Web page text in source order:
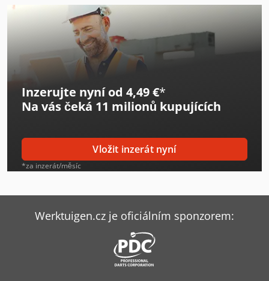
Jlg 2646Es
Jlg 3246Es
Jlg 450Aj
Jlg 600Aj
Jlg E450Aj
Inzerujte nyní od 4,49 €*
Na vás čeká 11 milionů kupujících
Vložit inzerát nyní
*za inzerát/měsíc
Werktuigen.cz je oficiálním sponzorem: